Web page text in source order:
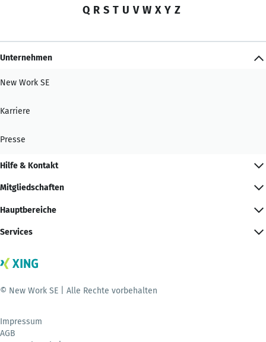
Q R S T U V W X Y Z
Unternehmen
New Work SE
Karriere
Presse
Hilfe & Kontakt
Mitgliedschaften
Hauptbereiche
Services
© New Work SE | Alle Rechte vorbehalten
Impressum
AGB